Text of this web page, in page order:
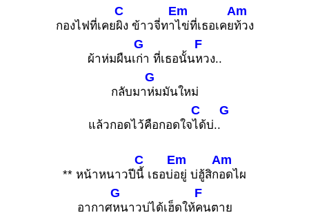
กองไฟที่เคย
C
ผิง ข้าวจี่ทา
Em
ไข่ที่เธอเคย
Am
ท้วง
ผ้าห่มผืนเ
G
ก่า ที่เธอนั้น
F
หวง..
กลับมา
G
ห่มมันใหม่
แล้วกอดไว้คือกอดใจ
C
ได้บ่..
G
** หน้าหนาวปี
C
นี้ เธอบ่
Em
อยู่ บ่ฮู้สิก
Am
อดไผ
อากาศ
G
หนาวบ่ได้เฮ็ดให้
F
คนตาย